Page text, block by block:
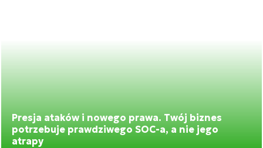
Presja ataków i nowego prawa. Twój biznes
potrzebuje prawdziwego SOC-a, a nie jego
atrapy